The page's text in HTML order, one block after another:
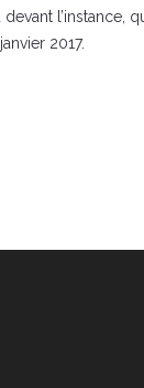
l’instance,
2017.